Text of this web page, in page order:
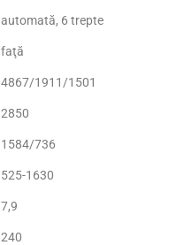
automată, 6 trepte
faţă
4867/1911/1501
2850
1584/736
525-1630
7,9
240